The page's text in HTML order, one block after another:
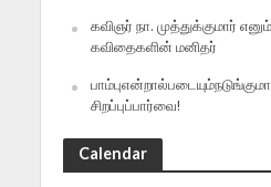
கவிஞர் நா. முத்துக்குமார்
கவிதைகளின் மனிதர்
சிறப்புப்பார்வை!
Calendar